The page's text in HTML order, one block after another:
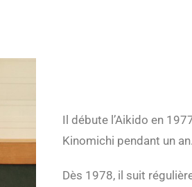
Il débute l’Aikido en
Kinomichi pendant un an.
Dès 1978, il suit